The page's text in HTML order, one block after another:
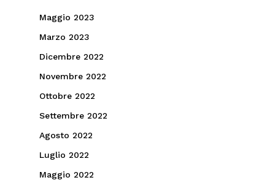
Maggio 2023
Marzo 2023
Dicembre 2022
Novembre 2022
Ottobre 2022
Settembre 2022
Agosto 2022
Luglio 2022
Maggio 2022